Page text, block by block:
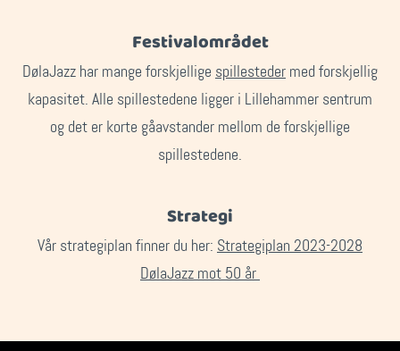
Festivalområdet
DølaJazz har mange forskjellige spillesteder med forskjellig
kapasitet. Alle spillestedene ligger i Lillehammer sentrum
og det er korte gåavstander mellom de forskjellige
spillestedene.
Strategi
Vår strategiplan finner du her: Strategiplan 2023-2028
DølaJazz mot 50 år